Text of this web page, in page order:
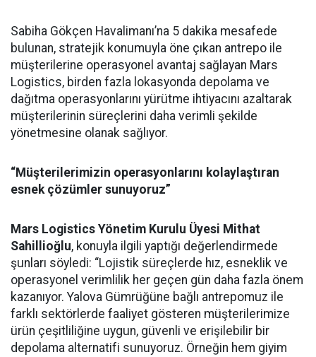
Sabiha Gökçen Havalimanı’na 5 dakika mesafede
bulunan, stratejik konumuyla öne çıkan antrepo ile
müşterilerine operasyonel avantaj sağlayan Mars
Logistics, birden fazla lokasyonda depolama ve
dağıtma operasyonlarını yürütme ihtiyacını azaltarak
müşterilerinin süreçlerini daha verimli şekilde
yönetmesine olanak sağlıyor.
“Müşterilerimizin operasyonlarını kolaylaştıran
esnek çözümler sunuyoruz”
Mars Logistics Yönetim Kurulu Üyesi Mithat
Sahillioğlu, konuyla ilgili yaptığı değerlendirmede
şunları söyledi: “Lojistik süreçlerde hız, esneklik ve
operasyonel verimlilik her geçen gün daha fazla önem
kazanıyor. Yalova Gümrüğüne bağlı antrepomuz ile
farklı sektörlerde faaliyet gösteren müşterilerimize
ürün çeşitliliğine uygun, güvenli ve erişilebilir bir
depolama alternatifi sunuyoruz. Örneğin hem giyim